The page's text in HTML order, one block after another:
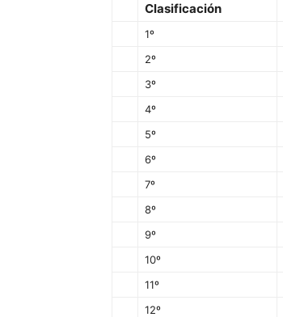
Clasificación
1º
2º
3º
4º
5º
6º
7º
8º
9º
10º
11º
12º